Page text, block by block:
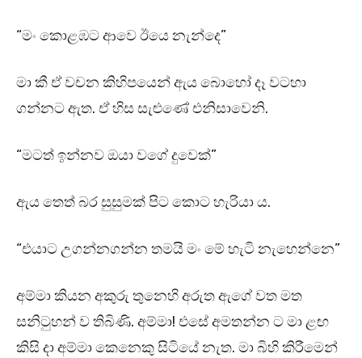
“මං කොළඹට ආවෙ ඊයෙ නැන්දෙ”
මා කී ඒ වචන කිහිපයෙන් ඇය බොහෝ දෑ වටහා
ගන්නට ඇත. ඒ හිස සැළුණේ එනිසාවෙනි.
“මටත් ඉන්නව ඔයා වගේ දුවෙක්”
ඇය තෙත් බර සුසුමක් පිට කොට හැරියා ය.
“එයාට උගන්නගන්න තමයි මං මේ හැටි නැහෙන්නෙ”
අම්මා කියන අකුරු තුනෙහි අරුත ඇගේ වත මත
සනිටුහන් ව තිබිණි. අම්මා! එසේ අමතන්න ට මා ළඟ
කිසි දා අම්මා කෙනෙකු සිටියේ නැත. මා බිහි කිරීමෙන්